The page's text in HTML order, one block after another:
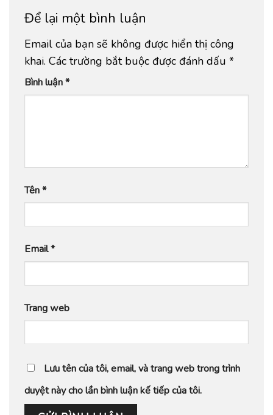
Để lại một bình luận
Email của bạn sẽ không được hiển thị công
khai. Các trường bắt buộc được đánh dấu *
Bình luận*
Tên*
Email*
Trang web
Lưu tên của tôi, email, và trang web trong trình
duyệt này cho lần bình luận kế tiếp của tôi.